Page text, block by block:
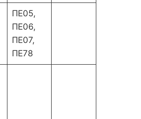
ΠΕ05,
ΠΕ06,
ΠΕ07,
ΠΕ78